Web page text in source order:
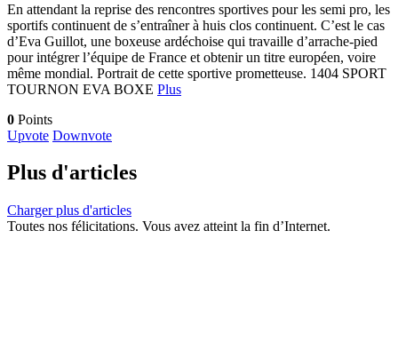
En attendant la reprise des rencontres sportives pour les semi pro, les
sportifs continuent de s’entraîner à huis clos continuent. C’est le cas
d’Eva Guillot, une boxeuse ardéchoise qui travaille d’arrache-pied
pour intégrer l’équipe de France et obtenir un titre européen, voire
même mondial. Portrait de cette sportive prometteuse. 1404 SPORT
TOURNON EVA BOXE Plus
0 Points
Upvote Downvote
Plus d'articles
Charger plus d'articles
Toutes nos félicitations. Vous avez atteint la fin d’Internet.